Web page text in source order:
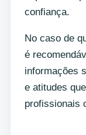
confiança.
No caso de
é
informações
e atitudes
profissionais